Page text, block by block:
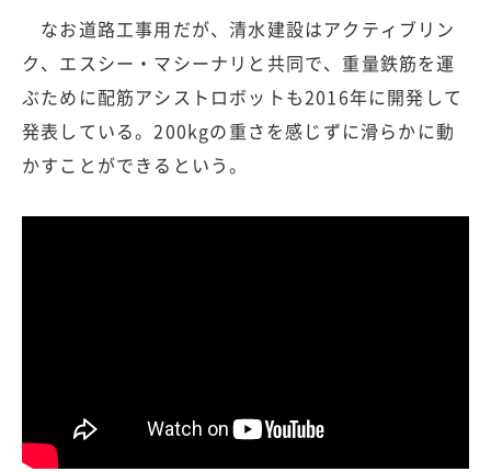
なお道路工事用だが、清水建設はアクティブリン
ク、エスシー・マシーナリと共同で、重量鉄筋を運
ぶために配筋アシストロボットも2016年に開発して
発表している。200kgの重さを感じずに滑らかに動
かすことができるという。